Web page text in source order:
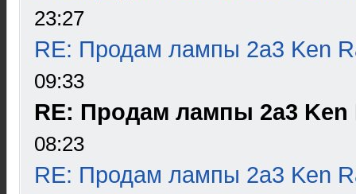
23:27
RE: Продам лампы 2а3 Ken
09:33
RE: Продам лампы 2а3 Ken
08:23
RE: Продам лампы 2а3 Ken